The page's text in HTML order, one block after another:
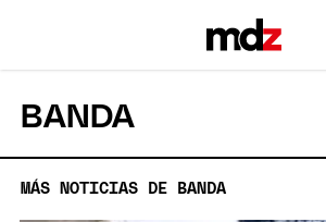
BANDA
MÁS NOTICIAS DE BANDA